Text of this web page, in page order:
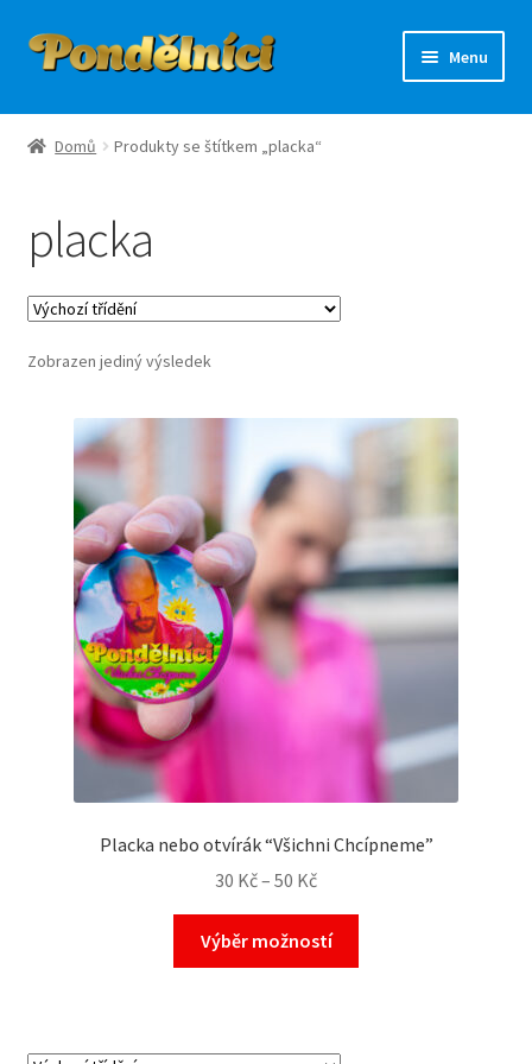
Přeskočit
na
Přejít
webu
Menu
Úvodní stránka
Můj účet
Pokladna
Domů Produkty se štítkem „placka“
placka
Zobrazen jediný výsledek
Placka nebo otvírák “Všichni Chcípneme”
30 Kč– 50 Kč
Výběr možností